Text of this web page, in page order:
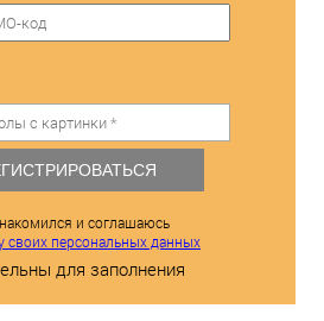
и соглашаюсь
своих персональных данных
для заполнения